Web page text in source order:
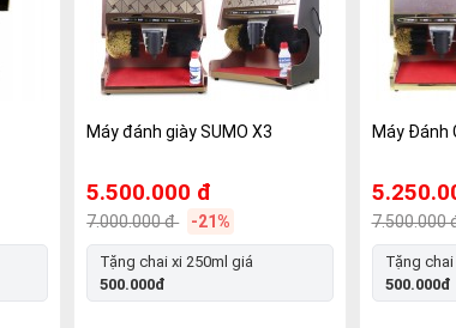
Máy đánh giày SUMO X3
5.500.000 đ
7.000.000 đ -21%
Tặng chai xi 250ml giá
500.000đ
Máy Đánh
7.500.000
Tặng
500.000đ